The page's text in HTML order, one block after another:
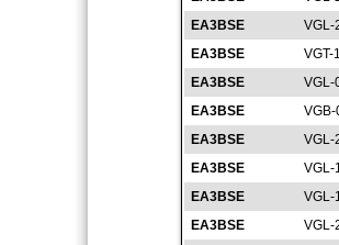
EA3BSE
VGL-
EA3BSE
VGT-
EA3BSE
VGL-
EA3BSE
EA3BSE
VGL-
EA3BSE
VGL-
EA3BSE
VGL-
EA3BSE
VGL-